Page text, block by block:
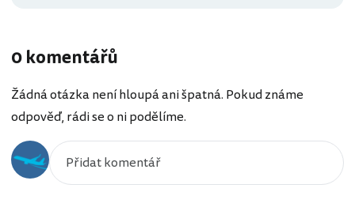
0 komentářů
Žádná otázka není hloupá ani špatná. Pokud známe
odpověď, rádi se o ni podělíme.